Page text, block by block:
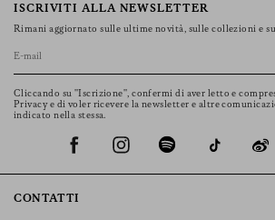
CONTATTI
ISCRIVITI ALLA NEWSLETTER
Rimani aggiornato sulle ultime novità, sulle collezioni e
Cliccando su "Iscrizione", confermi di aver letto e
Privacy e di voler ricevere la newsletter e altre
indicato nella stessa.